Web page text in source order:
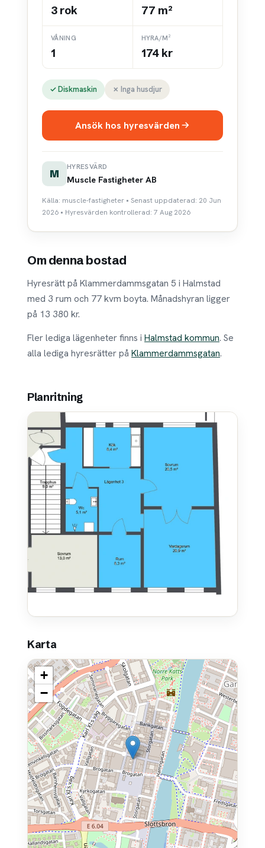
3 rok 77 m²
VÅNING
1
HYRA/M²
174 kr
✓ Diskmaskin ✗ Inga husdjur
Ansök hos hyresvärden
M
HYRESVÄRD
Muscle Fastigheter AB
Källa: muscle-fastigheter • Senast uppdaterad: 20 Jun
2026 • Hyresvärden kontrollerad: 7 Aug 2026
Om denna bostad
Hyresrätt på Klammerdammsgatan 5 i Halmstad
med 3 rum och 77 kvm boyta. Månadshyran ligger
på 13 380 kr.
Fler lediga lägenheter finns i Halmstad kommun. Se
alla lediga hyresrätter på Klammerdammsgatan.
Planritning
Karta
+
−